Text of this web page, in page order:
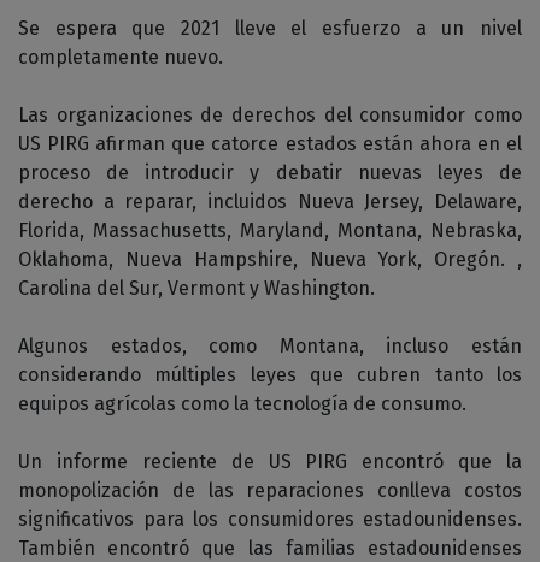
Se espera que 2021 lleve el esfuerzo a un nivel
completamente nuevo.
Las organizaciones de derechos del consumidor como
US PIRG afirman que catorce estados están ahora en el
proceso de introducir y debatir nuevas leyes de
derecho a reparar, incluidos Nueva Jersey, Delaware,
Florida, Massachusetts, Maryland, Montana, Nebraska,
Oklahoma, Nueva Hampshire, Nueva York, Oregón. ,
Carolina del Sur, Vermont y Washington.
Algunos estados, como Montana, incluso están
considerando múltiples leyes que cubren tanto los
equipos agrícolas como la tecnología de consumo.
Un informe reciente de US PIRG encontró que la
monopolización de las reparaciones conlleva costos
significativos para los consumidores estadounidenses.
También encontró que las familias estadounidenses